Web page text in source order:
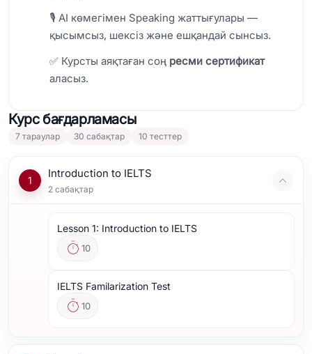
🎙️ AI көмегімен Speaking жаттығулары —
қысымсыз, шексіз және ешқандай сынсыз.
✅ Курсты аяқтаған соң ресми сертификат
аласыз.
Курс бағдарламасы
7 тараулар 30 сабақтар 10 тесттер
1 Introduction to IELTS
2 сабақтар
Lesson 1: Introduction to IELTS
10
IELTS Familarization Test
10